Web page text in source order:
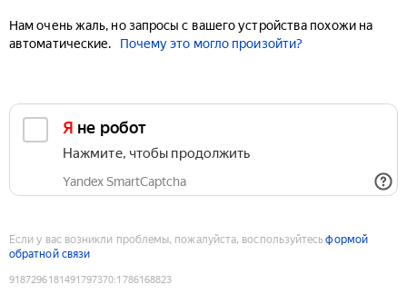
Нам очень жаль, но запросы с вашего устройства похожи на
автоматические.
Почему это могло произойти?
Я не робот
Нажмите, чтобы продолжить
Yandex SmartCaptcha
Если у вас возникли проблемы, пожалуйста, воспользуйтесьформой
обратной связи
9187296181491797370:1786168823